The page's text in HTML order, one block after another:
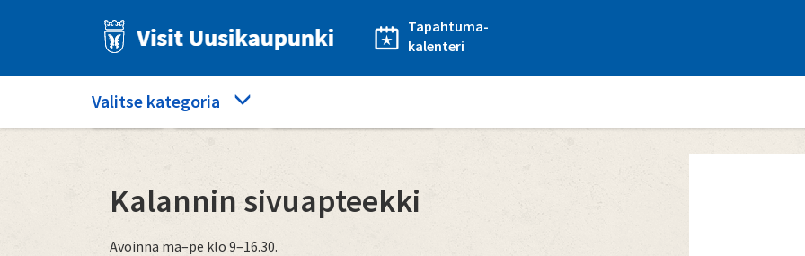
Tapahtuma-
kalenteri
Category
menu
Valitse kategoria
Etusivu Ostokset
Kalannin sivuapteekki
Avoinna ma–pe klo 9–16.30.